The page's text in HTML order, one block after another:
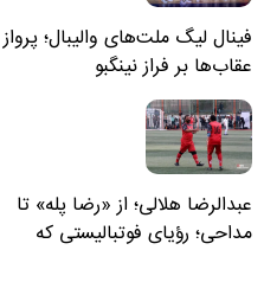
فینال لیگ ملت‌های والیبال؛ پرواز
عقاب‌ها بر فراز نینگبو
عبدالرضا هلالی؛ از «رضا پله» تا
مداحی؛ رؤیای فوتبالیستی که